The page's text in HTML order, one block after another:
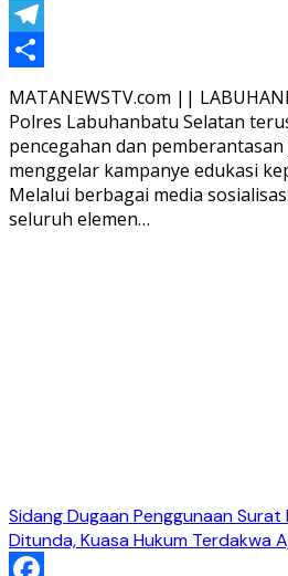
Threads
Telegram
Share
MATANEWSTV.com ||
Polres Labuhanbatu Selatan
pencegahan dan
menggelar kampanye edukasi
Melalui berbagai media
seluruh elemen…
Sidang Dugaan Penggunaan Surat
Ditunda, Kuasa Hukum Terdakwa